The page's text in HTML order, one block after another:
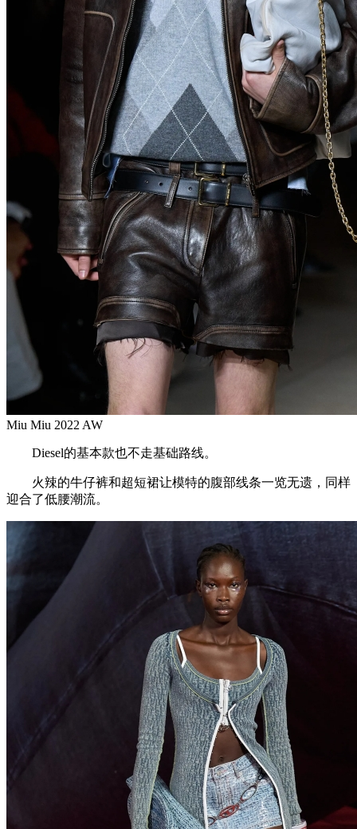
Miu Miu 2022 AW
Diesel的基本款也不走基础路线。
火辣的牛仔裤和超短裙让模特的腹部线条一览无遗，同样
迎合了低腰潮流。